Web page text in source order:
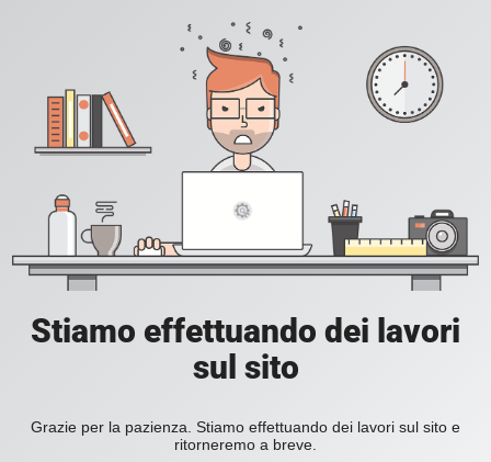
Stiamo effettuando dei lavori
sul sito
Grazie per la pazienza. Stiamo effettuando dei lavori sul sito e
ritorneremo a breve.